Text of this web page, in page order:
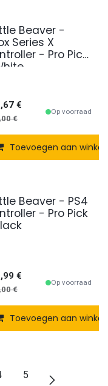
aan verlanglijst
Beaver -
Series X
- Pro Pick
€
€
Op voorraad
Toevoegen aan
aan verlanglijst
Beaver - PS4
- Pro Pick
€
€
Op voorraad
Toevoegen aan
5